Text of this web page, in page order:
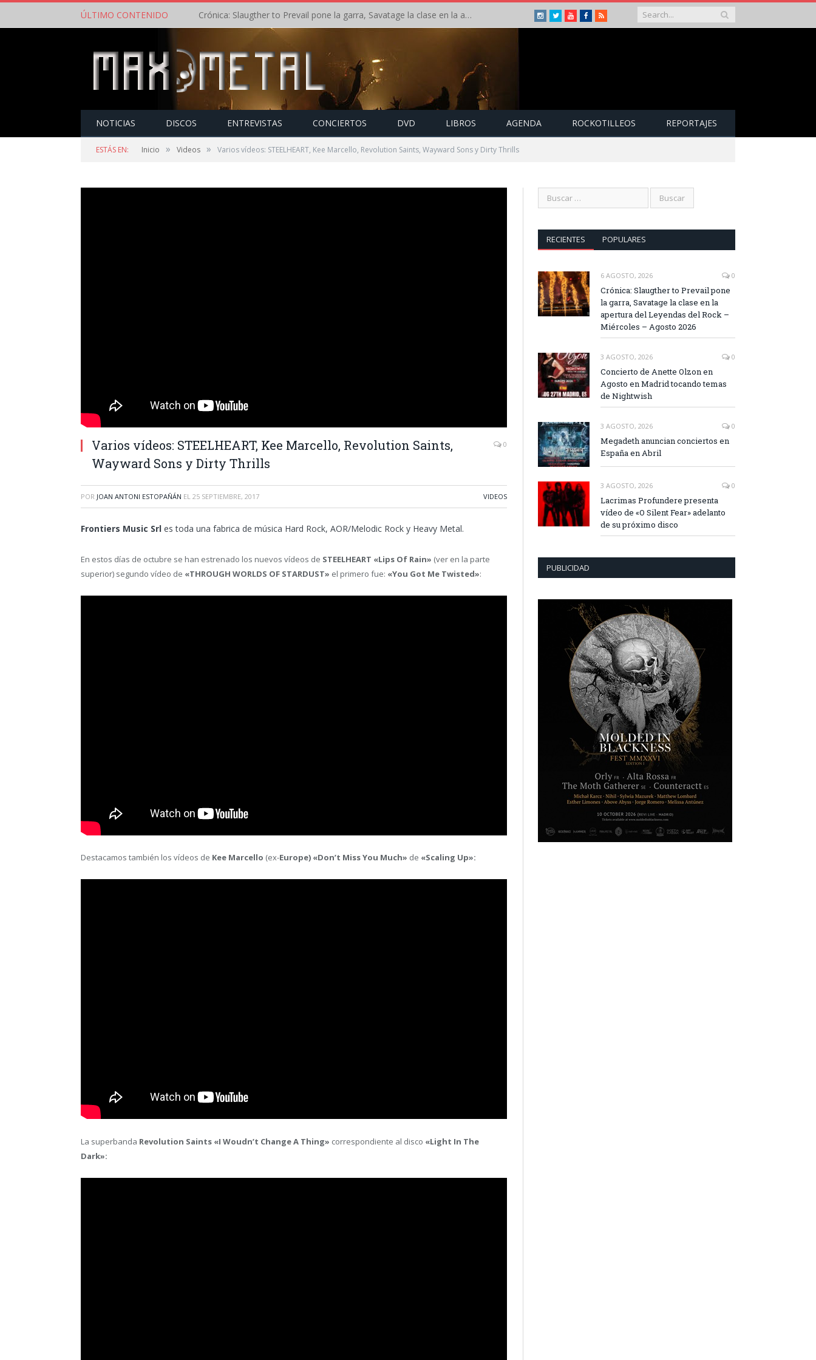
ÚLTIMO CONTENIDO Crónica: Slaugther to Prevail pone la garra, Savatage la clase en la apertura del Leyendas del Rock – Miércoles – Agosto 2026 Instagram
TwitterYoutubeFacebook
RSS
NOTICIAS DISCOS ENTREVISTAS CONCIERTOS DVD LIBROS AGENDA ROCKOTILLEOS REPORTAJES
ESTÁS EN: Inicio » Videos » Varios vídeos: STEELHEART, Kee Marcello, Revolution Saints, Wayward Sons y Dirty Thrills
Varios vídeos: STEELHEART, Kee Marcello, Revolution Saints,
Wayward Sons y Dirty Thrills
0
POR JOAN ANTONI ESTOPAÑÁN EL 25 SEPTIEMBRE, 2017 VIDEOS
Frontiers Music Srl es toda una fabrica de música Hard Rock, AOR/Melodic Rock y Heavy Metal.
En estos días de octubre se han estrenado los nuevos vídeos de STEELHEART «Lips Of Rain» (ver en la parte
superior) segundo vídeo de «THROUGH WORLDS OF STARDUST» el primero fue: «You Got Me Twisted»:
Destacamos también los vídeos de Kee Marcello (ex-Europe) «Don’t Miss You Much» de «Scaling Up»:
La superbanda Revolution Saints «I Woudn’t Change A Thing» correspondiente al disco «Light In The
Dark»:
RECIENTES POPULARES
6 AGOSTO, 2026 0
Crónica: Slaugther to Prevail pone
la garra, Savatage la clase en la
apertura del Leyendas del Rock –
Miércoles – Agosto 2026
3 AGOSTO, 2026 0
Concierto de Anette Olzon en
Agosto en Madrid tocando temas
de Nightwish
3 AGOSTO, 2026 0
Megadeth anuncian conciertos en
España en Abril
3 AGOSTO, 2026 0
Lacrimas Profundere presenta
vídeo de «O Silent Fear» adelanto
de su próximo disco
PUBLICIDAD